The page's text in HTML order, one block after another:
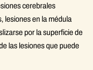
cerebrales
lesiones en la médula
por la superficie de
las lesiones que puede